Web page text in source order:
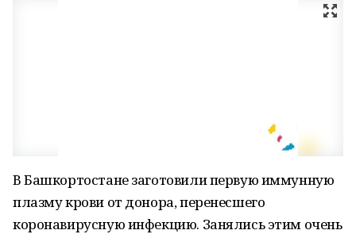
В Башкортостане заготовили первую иммунную
плазму крови от донора, перенесшего
коронавирусную инфекцию. Занялись этим очень